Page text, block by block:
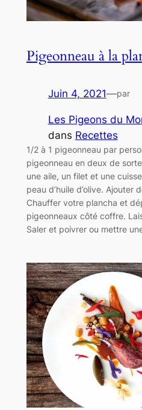
Pigeonneau à la
Juin 4, 2021—par
Les Pigeons du
dans Recettes
1/2 à 1 pigeonneau par
pigeonneau en deux de
une aile, un filet et une
peau d’huile d’olive. Ajouter
Chauffer votre plancha et
pigeonneaux côté coffre.
Saler et poivrer ou mettre